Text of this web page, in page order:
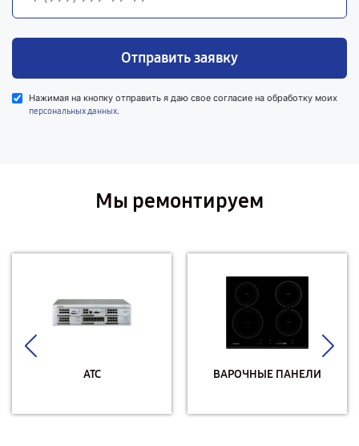
Отправить заявку
Нажимая на кнопку отправить я даю свое согласие на обработку моих
персональных данных.
Мы ремонтируем
АТС ВАРОЧНЫЕ ПАНЕЛИ